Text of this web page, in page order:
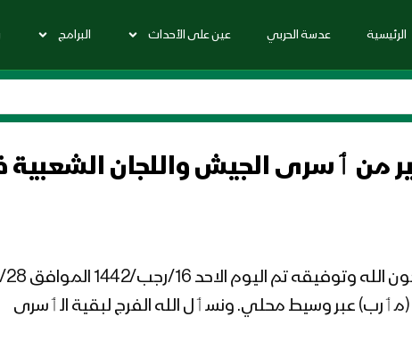
الرئيسية عدسة الحربي عين على الأحداث البرامج
المرتضى: تم تحرير (18) اسير من ٲسرى الجيش
عبر وسيط محلي. ونسٲل الله الفرج لبقية الٲسرى